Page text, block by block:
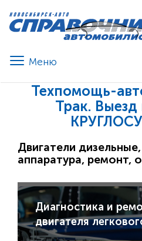
Техпомощь-
Трак. Выезд
Двигатели
аппаратура, ремонт,
Диагностика и
двигателя